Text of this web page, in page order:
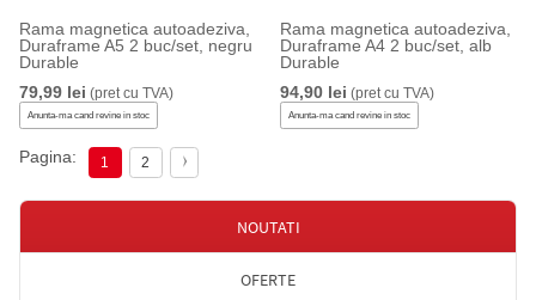
Rama magnetica autoadeziva,
Duraframe A5 2 buc/set, negru
Durable
79,99 lei (pret cu TVA)
Anunta-ma cand revine in stoc
Rama magnetica autoadeziva,
Duraframe A4 2 buc/set, alb
Durable
94,90 lei (pret cu TVA)
Anunta-ma cand revine in stoc
Pagina: 1 2
NOUTATI
OFERTE